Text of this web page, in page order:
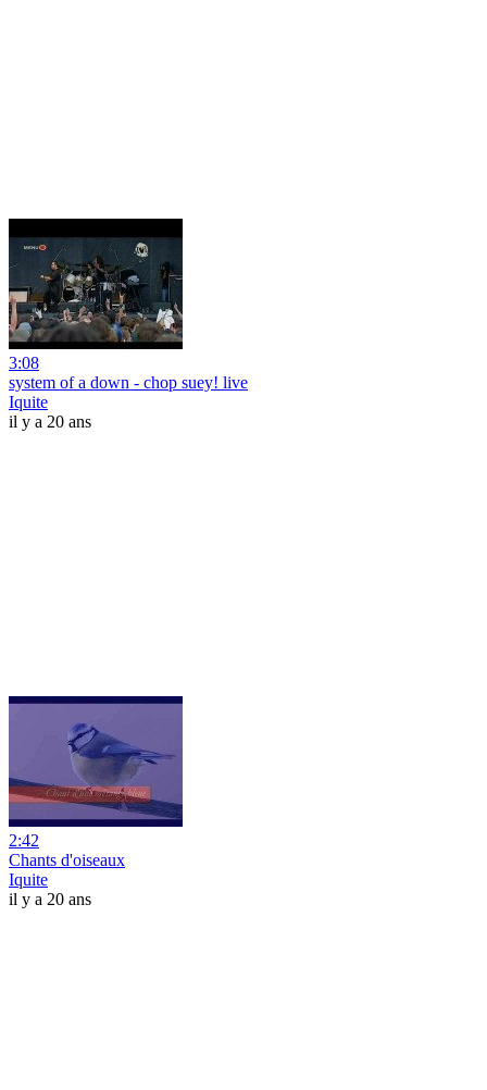
3:08
system of a down - chop suey! live
Iquite
il y a 20 ans
2:42
Chants d'oiseaux
Iquite
il y a 20 ans